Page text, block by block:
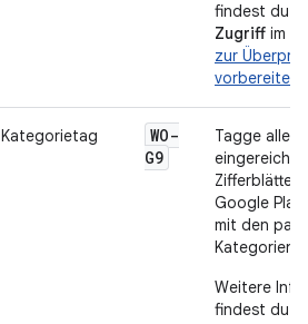
findest du
Zugriff im
zur
vorbereiten
Kategorietag
WO-
G9
Tagge alle
Zifferblätter
Google Play
mit den
Kategorien.
Weitere
findest du